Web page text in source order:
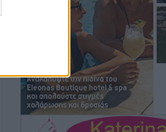
Ποιοι φοιτητές
ενίσχυση για στέγη
Ειδήσεις• πριν 14 ώρες
«Γιατί οι Τούρκοι